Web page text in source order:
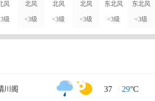
风
级
北风
<3级
北风
<3级
北风
<3级
东北风
<3级
东北风
<3级
川阁 37 / 29°C